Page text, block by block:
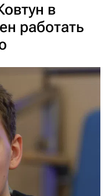
в
работать